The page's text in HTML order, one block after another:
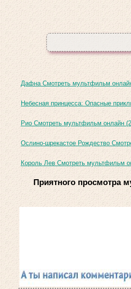
Дафна Смотреть мультфильм
Небесная принцесса: Опасные
Рио Смотреть мультфильм онлайн
Ослино-шрекастое Рождество
Король Лев Смотреть мультфильм
Приятного просмотра